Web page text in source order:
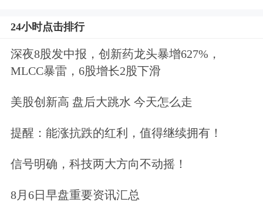
此外，IPO数量小增、总市值大增是
2025年三季度IPO的一大特征，这是因
为该季度“大块头”上市企业较多。截至
2025年9月30日，2025年三季度IPO的27
市值（取2024年9月30日收盘价），同
比增幅约为161.06%。
24小时点击排行
深夜8股发中报，创新药龙头暴增627%，
MLCC暴雷，6股增长2股下滑
美股创新高 盘后大跳水 今天怎么走
提醒：能涨抗跌的红利，值得继续拥有！
信号明确，科技两大方向不动摇！
8月6日早盘重要资讯汇总